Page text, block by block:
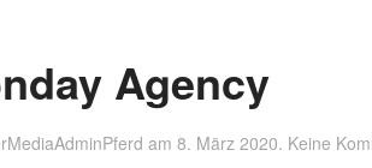
Agency
am 8. März 2020. Keine